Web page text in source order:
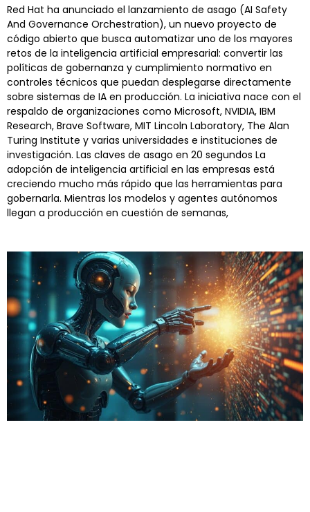
Red Hat ha anunciado el lanzamiento de asago (AI Safety
And Governance Orchestration), un nuevo proyecto de
código abierto que busca automatizar uno de los mayores
retos de la inteligencia artificial empresarial: convertir las
políticas de gobernanza y cumplimiento normativo en
controles técnicos que puedan desplegarse directamente
sobre sistemas de IA en producción. La iniciativa nace con el
respaldo de organizaciones como Microsoft, NVIDIA, IBM
Research, Brave Software, MIT Lincoln Laboratory, The Alan
Turing Institute y varias universidades e instituciones de
investigación. Las claves de asago en 20 segundos La
adopción de inteligencia artificial en las empresas está
creciendo mucho más rápido que las herramientas para
gobernarla. Mientras los modelos y agentes autónomos
llegan a producción en cuestión de semanas,